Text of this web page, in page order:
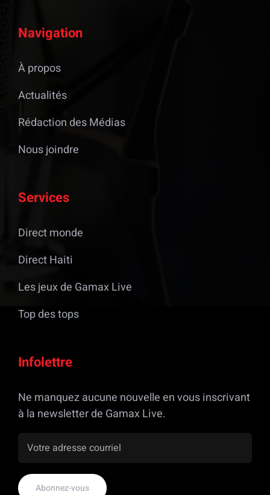
Navigation
À propos
Actualités
Rédaction des Médias
Nous joindre
Services
Direct monde
Direct Haiti
Les jeux de Gamax Live
Top des tops
Infolettre
Ne manquez aucune nouvelle en vous inscrivant
à la newsletter de Gamax Live.